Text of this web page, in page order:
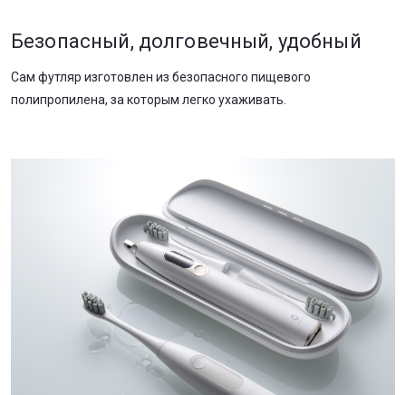
Безопасный, долговечный, удобный
Сам футляр изготовлен из безопасного пищевого
полипропилена, за которым легко ухаживать.